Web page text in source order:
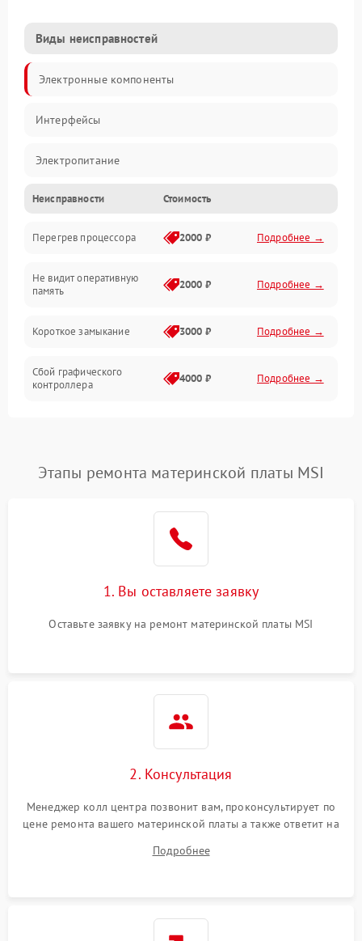
Виды неисправностей
Электронные компоненты
Интерфейсы
Электропитание
Корпус/Герметичность
Механика
ПО/Микропрограмма
Неисправности Стоимость
Перегрев процессора 2000 ₽ Подробнее →
Не видит оперативную
память
2000 ₽ Подробнее →
Короткое замыкание 3000 ₽ Подробнее →
Сбой графического
контроллера
4000 ₽ Подробнее →
Этапы ремонта материнской платы MSI
1. Вы оставляете заявку
Оставьте заявку на ремонт материнской платы MSI
2. Консультация
Менеджер колл центра позвонит вам, проконсультирует по
цене ремонта вашего материнской платы а также ответит на
Подробнее